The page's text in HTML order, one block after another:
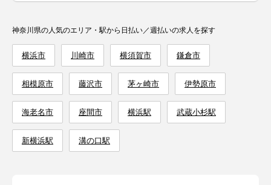
神奈川県の人気のエリア・駅から日払い／週払いの求人を探す
横浜市 川崎市 横須賀市 鎌倉市
相模原市 藤沢市 茅ヶ崎市 伊勢原市
海老名市 座間市 横浜駅 武蔵小杉駅
新横浜駅 溝の口駅